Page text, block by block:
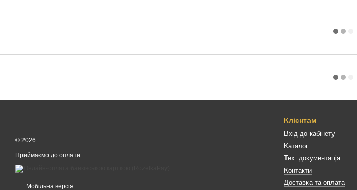
© 2026
Приймаємо до оплати
Мобільна версія
Клієнтам
Вхід до кабінету
Каталог
Тех. документація
Контакти
Доставка та оплата